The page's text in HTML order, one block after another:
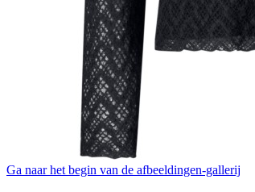
Ga naar het begin van de afbeeldingen-gallerij